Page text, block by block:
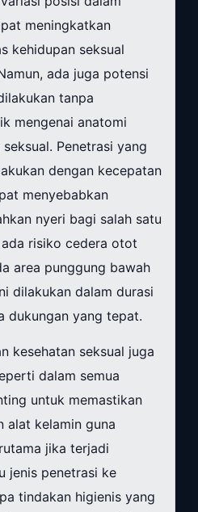
meningkatkan
kehidupan seksual
ada juga potensi
tanpa
mengenai anatomi
Penetrasi yang
dengan kecepatan
menyebabkan
nyeri bagi salah satu
risiko cedera otot
area punggung bawah
dilakukan dalam durasi
dukungan yang tepat.
kesehatan seksual juga
dalam semua
untuk memastikan
alat kelamin guna
jika terjadi
jenis penetrasi ke
tindakan higienis yang